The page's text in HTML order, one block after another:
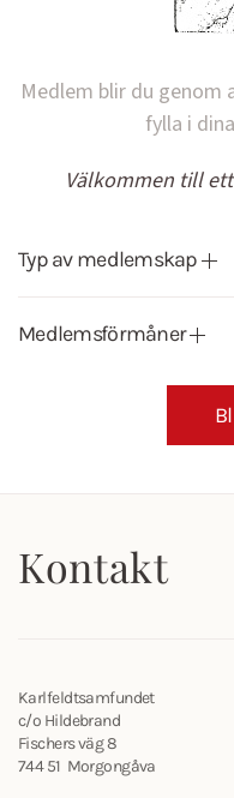
Medlem blir du genom
fylla i
Välkommen till
Typ av medlemskap
Medlemsförmåner
Kontakt
Karlfeldtsamfundet
c/o Hildebrand
Fischers väg 8
744 51 Morgongåva